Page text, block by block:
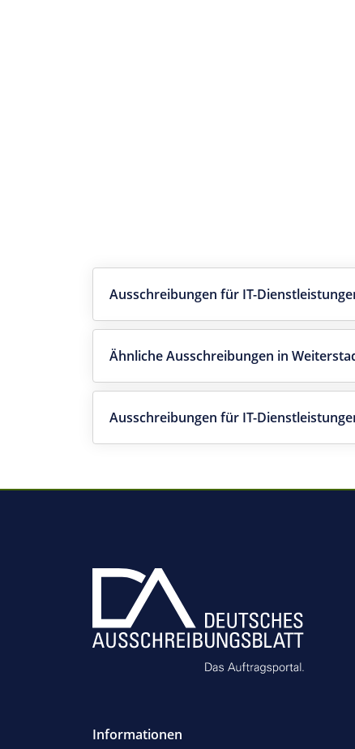
Ausschreibungen für IT-
Ähnliche Ausschreibungen in
Ausschreibungen für IT-
Informationen